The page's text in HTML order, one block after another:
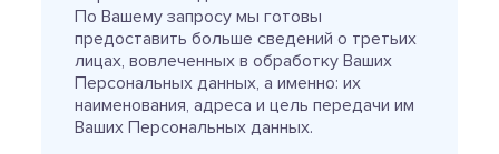
По Вашему запросу мы готовы
предоставить больше сведений о третьих
лицах, вовлеченных в обработку Ваших
Персональных данных, а именно: их
наименования, адреса и цель передачи им
Ваших Персональных данных.